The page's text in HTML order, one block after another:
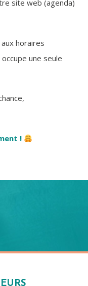
site web (agenda)
horaires
une seule
!